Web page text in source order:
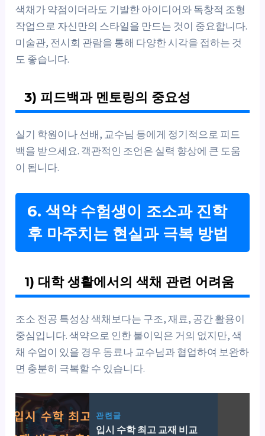
색채가 약점이더라도 기발한 아이디어와 독창적 조형
작업으로 자신만의 스타일을 만드는 것이 중요합니다.
미술관, 전시회 관람을 통해 다양한 시각을 접하는 것
도 좋습니다.
3) 피드백과 멘토링의 중요성
실기 학원이나 선배, 교수님 등에게 정기적으로 피드
백을 받으세요. 객관적인 조언은 실력 향상에 큰 도움
이 됩니다.
6. 색약 수험생이 조소과 진학
후 마주치는 현실과 극복 방법
1) 대학 생활에서의 색채 관련 어려움
조소 전공 특성상 색채보다는 구조, 재료, 공간 활용이
중심입니다. 색약으로 인한 불이익은 거의 없지만, 색
채 수업이 있을 경우 동료나 교수님과 협업하여 보완하
면 충분히 극복할 수 있습니다.
관련글
입시 수학 최고 교재 비교